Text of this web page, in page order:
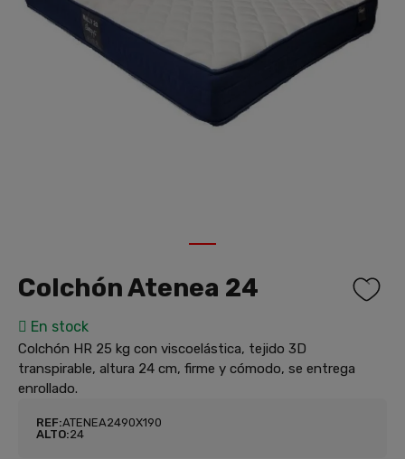
Colchón Atenea 24
En stock
Colchón HR 25 kg con viscoelástica, tejido 3D
transpirable, altura 24 cm, firme y cómodo, se entrega
enrollado.
REF:ATENEA2490X190
ALTO:24